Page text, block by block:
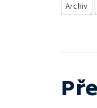
Archiv